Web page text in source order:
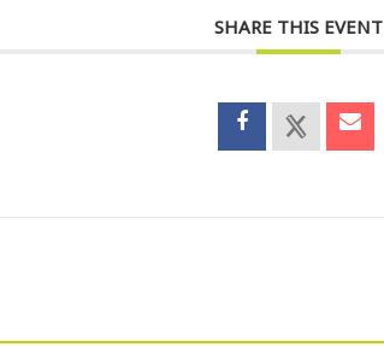
SHARE THIS EVENT